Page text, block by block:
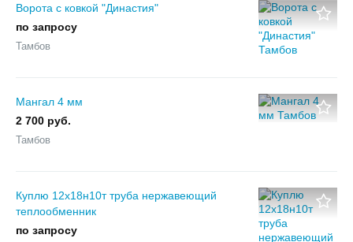
Ворота с ковкой "Династия"
по запросу
Тамбов
Мангал 4 мм
2 700 руб.
Тамбов
Куплю 12х18н10т труба нержавеющий
теплообменник
по запросу